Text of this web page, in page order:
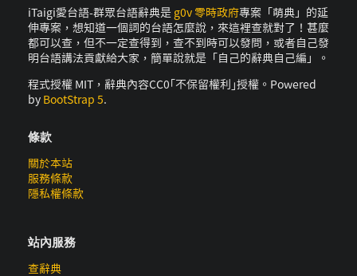
iTaigi愛台語-群眾台語辭典是 g0v 零時政府專案「萌典」的延
伸專案，想知道一個詞的台語怎麼說，來這裡查就對了！甚麼
都可以查，但不一定查得到，查不到時可以發問，或者自己發
明台語講法貢獻給大家，簡單說就是「自己的辭典自己編」。
程式授權 MIT，辭典內容CC0｢不保留權利｣授權。Powered
by BootStrap 5.
條款
關於本站
服務條款
隱私權條款
站內服務
查辭典